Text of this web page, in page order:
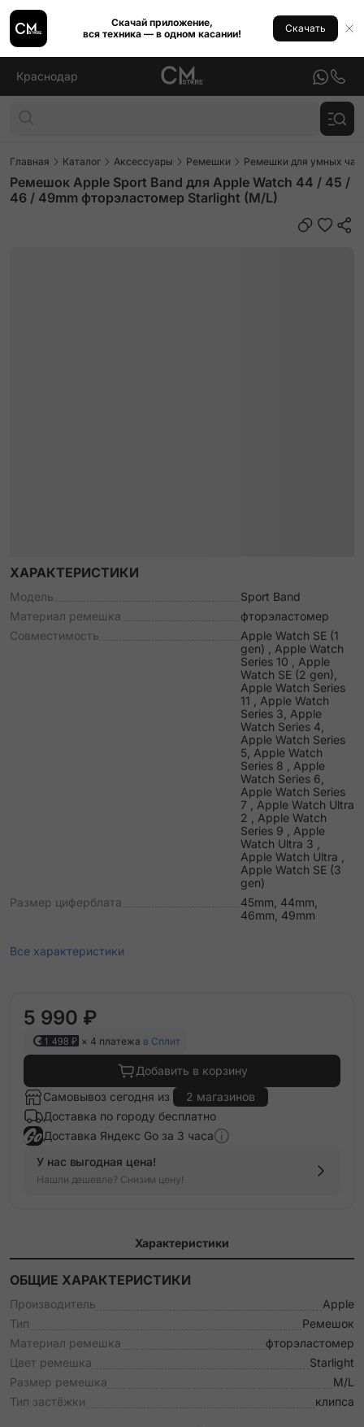
Скачай приложение,
вся техника — в одном касании!
Скачать
Краснодар
Главная Каталог Аксессуары Ремешки Ремешки для умных
Ремешок Apple Sport Band для Apple Watch 44 / 45 /
46 / 49mm фторэластомер Starlight (M/L)
ХАРАКТЕРИСТИКИ
Модель
Sport Band
Материал ремешка
фторэластомер
Совместимость
Apple Watch SE (1
gen) , Apple Watch
Series 10 , Apple
Watch SE (2 gen),
Apple Watch Series
11 , Apple Watch
Series 3, Apple
Watch Series 4,
Apple Watch Series
5, Apple Watch
Series 8 , Apple
Watch Series 6,
Apple Watch Series
7 , Apple Watch Ultra
2 , Apple Watch
Series 9 , Apple
Watch Ultra 3 ,
Apple Watch Ultra ,
Apple Watch SE (3
gen)
Размер циферблата
45mm, 44mm,
46mm, 49mm
Все характеристики
5 990 ₽
1 498 ₽ × 4 платежа в Сплит
Добавить в корзину
Самовывоз сегодня из
2 магазинов
Доставка по городу бесплатно
Доставка Яндекс Go за 3 часа
У нас выгодная цена!
Нашли дешевле? Снизим цену!
Характеристики
ОБЩИЕ ХАРАКТЕРИСТИКИ
Производитель
Apple
Тип
Ремешок
Материал ремешка
фторэластомер
Цвет ремешка
Starlight
Размер ремешка
M/L
Тип застёжки
клипса